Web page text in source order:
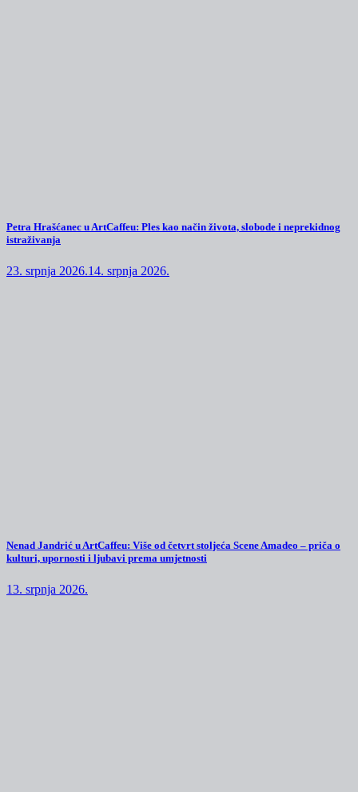
Petra Hrašćanec u ArtCaffeu: Ples kao način života, slobode i neprekidnog
istraživanja
23. srpnja 2026.14. srpnja 2026.
Nenad Jandrić u ArtCaffeu: Više od četvrt stoljeća Scene Amadeo – priča o
kulturi, upornosti i ljubavi prema umjetnosti
13. srpnja 2026.